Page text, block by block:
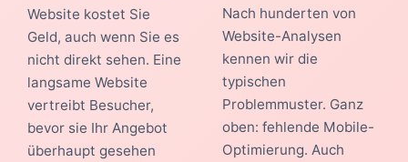
Website kostet Sie
Geld, auch wenn Sie es
nicht direkt sehen. Eine
langsame Website
vertreibt Besucher,
bevor sie Ihr Angebot
überhaupt gesehen
Nach hunderten von
Website-Analysen
kennen wir die
typischen
Problemmuster. Ganz
oben: fehlende Mobile-
Optimierung. Auch